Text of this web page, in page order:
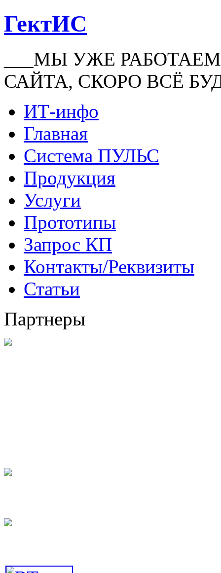
ГектИС
___МЫ УЖЕ
САЙТА, СКОРО ВСЁ
ИТ-инфо
Главная
Система ПУЛЬС
Продукция
Услуги
Прототипы
Запрос КП
Контакты/Реквизиты
Статьи
Партнеры